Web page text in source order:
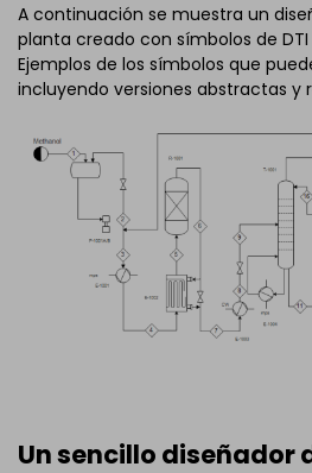
A continuación se muestra un
planta creado con símbolos de
Ejemplos de los símbolos que
incluyendo versiones abstractas y
Un sencillo diseñador